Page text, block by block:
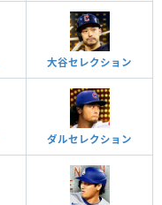
大谷セレクション
ダルセレクション